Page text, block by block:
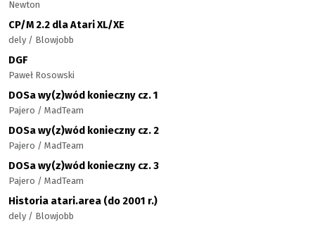
Newton
CP/M 2.2 dla Atari XL/XE
dely / Blowjobb
DGF
Paweł Rosowski
DOSa wy(z)wód konieczny cz. 1
Pajero / MadTeam
DOSa wy(z)wód konieczny cz. 2
Pajero / MadTeam
DOSa wy(z)wód konieczny cz. 3
Pajero / MadTeam
Historia atari.area (do 2001 r.)
dely / Blowjobb